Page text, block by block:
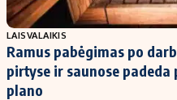
Populiarios temos
Investavimas
Akcijų rinka
LAISVALAIKIS
Ramus pabėgimas po
pirtyse ir saunose
plano